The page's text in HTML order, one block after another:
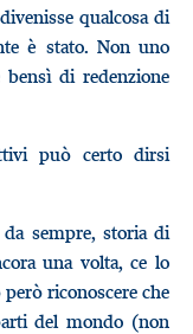
qualcosa di
è stato. Non uno
di redenzione
può certo dirsi
sempre, storia di
una volta, ce lo
riconoscere che
del mondo (non